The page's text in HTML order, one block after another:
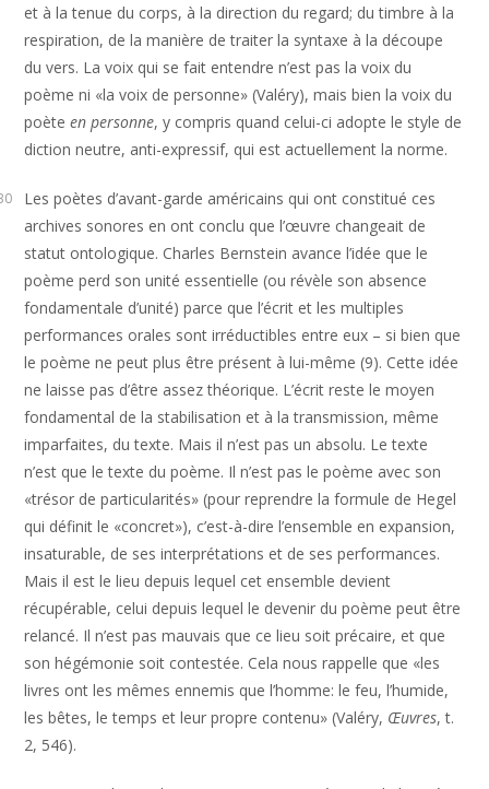
et à la tenue du corps, à la direction du regard; du timbre à la
respiration, de la manière de traiter la syntaxe à la découpe
du vers. La voix qui se fait entendre n’est pas la voix du
poème ni «la voix de personne» (Valéry), mais bien la voix du
poèteen personne, y compris quand celui-ci adopte le style de
diction neutre, anti-expressif, qui est actuellement la norme.
Les poètes d’avant-garde américains qui ont constitué ces
archives sonores en ont conclu que l’œuvre changeait de
statut ontologique. Charles Bernstein avance l’idée que le
poème perd son unité essentielle (ou révèle son absence
fondamentale d’unité) parce que l’écrit et les multiples
performances orales sont irréductibles entre eux – si bien que
le poème ne peut plus être présent à lui-même (9). Cette idée
ne laisse pas d’être assez théorique. L’écrit reste le moyen
fondamental de la stabilisation et à la transmission, même
imparfaites, du texte. Mais il n’est pas un absolu. Le texte
n’est que le texte du poème. Il n’est pas le poème avec son
«trésor de particularités» (pour reprendre la formule de Hegel
qui définit le «concret»), c’est-à-dire l’ensemble en expansion,
insaturable, de ses interprétations et de ses performances.
Mais il est le lieu depuis lequel cet ensemble devient
récupérable, celui depuis lequel le devenir du poème peut être
relancé. Il n’est pas mauvais que ce lieu soit précaire, et que
son hégémonie soit contestée. Cela nous rappelle que «les
livres ont les mêmes ennemis que l’homme: le feu, l’humide,
les bêtes, le temps et leur propre contenu» (Valéry, Œuvres, t.
2, 546).